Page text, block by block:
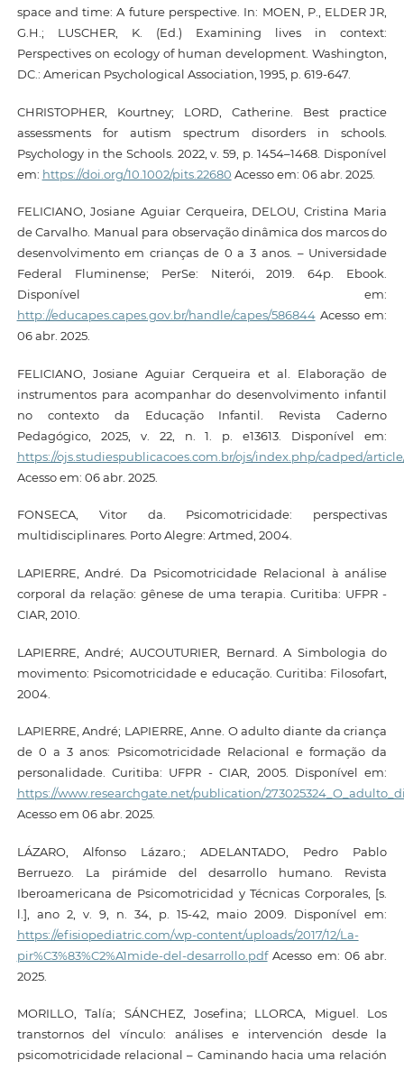
space and time: A future perspective. In: MOEN, P., ELDER JR,
G.H.; LUSCHER, K. (Ed.) Examining lives in context:
Perspectives on ecology of human development. Washington,
DC.: American Psychological Association, 1995, p. 619-647.
CHRISTOPHER, Kourtney; LORD, Catherine. Best practice
assessments for autism spectrum disorders in schools.
Psychology in the Schools. 2022, v. 59, p. 1454–1468. Disponível
em: https://doi.org/10.1002/pits.22680 Acesso em: 06 abr. 2025.
FELICIANO, Josiane Aguiar Cerqueira, DELOU, Cristina Maria
de Carvalho. Manual para observação dinâmica dos marcos do
desenvolvimento em crianças de 0 a 3 anos. – Universidade
Federal Fluminense; PerSe: Niterói, 2019. 64p. Ebook.
Disponível em:
http://educapes.capes.gov.br/handle/capes/586844Acesso em:
06 abr. 2025.
FELICIANO, Josiane Aguiar Cerqueira et al. Elaboração de
instrumentos para acompanhar do desenvolvimento infantil
no contexto da Educação Infantil. Revista Caderno
Pedagógico, 2025, v. 22, n. 1. p. e13613. Disponível em:
https://ojs.studiespublicacoes.com.br/ojs/index.php/cadped/article/
Acesso em: 06 abr. 2025.
FONSECA, Vitor da. Psicomotricidade: perspectivas
multidisciplinares. Porto Alegre: Artmed, 2004.
LAPIERRE, André. Da Psicomotricidade Relacional à análise
corporal da relação: gênese de uma terapia. Curitiba: UFPR -
CIAR, 2010.
LAPIERRE, André; AUCOUTURIER, Bernard. A Simbologia do
movimento: Psicomotricidade e educação. Curitiba: Filosofart,
2004.
LAPIERRE, André; LAPIERRE, Anne. O adulto diante da criança
de 0 a 3 anos: Psicomotricidade Relacional e formação da
personalidade. Curitiba: UFPR - CIAR, 2005. Disponível em:
https://www.researchgate.net/publication/
Acesso em 06 abr. 2025.
LÁZARO, Alfonso Lázaro.; ADELANTADO, Pedro Pablo
Berruezo. La pirámide del desarrollo humano. Revista
Iberoamericana de Psicomotricidad y Técnicas Corporales, [s.
l.], ano 2, v. 9, n. 34, p. 15-42, maio 2009. Disponível em:
https://efisiopediatric.com/wp-content/uploads/2017/12/La-
pir%C3%83%C2%A1mide-del-desarrollo.pdfAcesso em: 06 abr.
2025.
MORILLO, Talía; SÁNCHEZ, Josefina; LLORCA, Miguel. Los
transtornos del vínculo: análises e intervención desde la
psicomotricidade relacional – Caminando hacia uma relación